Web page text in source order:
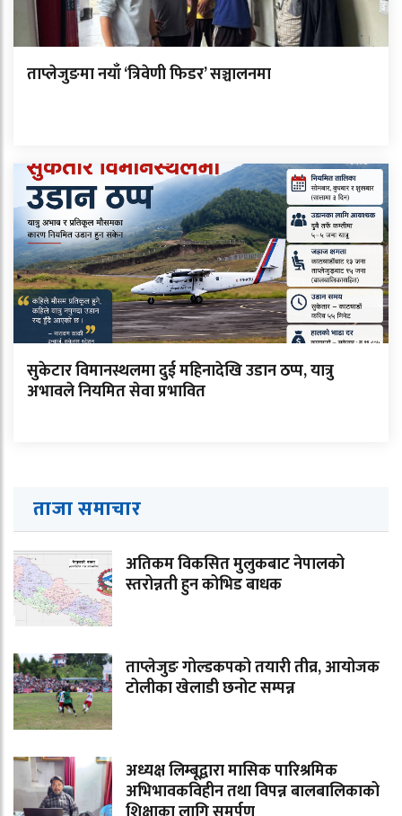
ताप्लेजुङमा नयाँ ‘त्रिवेणी फिडर’ सञ्चालनमा
सुकेटार विमानस्थलमा दुई महिनादेखि उडान ठप्प, यात्रु
अभावले नियमित सेवा प्रभावित
ताजा समाचार
अतिकम विकसित मुलुकबाट नेपालको
स्तरोन्नती हुन कोभिड बाधक
ताप्लेजुङ गोल्डकपको तयारी तीव्र, आयोजक
टोलीका खेलाडी छनोट सम्पन्न
अध्यक्ष लिम्बूद्वारा मासिक पारिश्रमिक
अभिभावकविहीन तथा विपन्न बालबालिकाको